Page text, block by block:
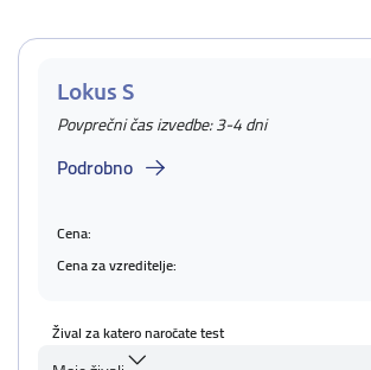
Lokus S
Povprečni čas izvedbe: 3-4 dni
Podrobno
Cena:
Cena za vzreditelje:
Žival za katero naročate test